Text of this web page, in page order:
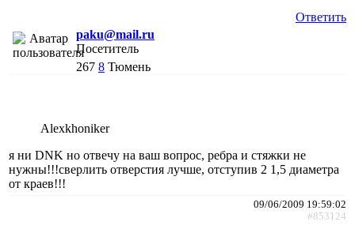
Ответить
paku@mail.ru
Посетитель
267 8 Тюмень
Alexkhoniker
я ни DNK но отвечу на ваш вопрос, ребра и стяжки не
нужны!!!сверлить отверстия лучше, отступив 2 1,5 диаметра
от краев!!!
09/06/2009 19:59:02
#853124